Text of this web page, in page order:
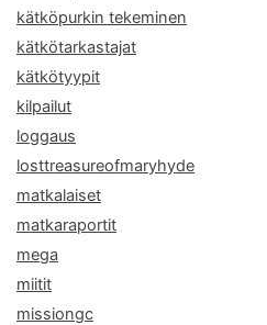
kätköpurkin tekeminen
kätkötarkastajat
kätkötyypit
kilpailut
loggaus
losttreasureofmaryhyde
matkalaiset
matkaraportit
mega
miitit
missiongc